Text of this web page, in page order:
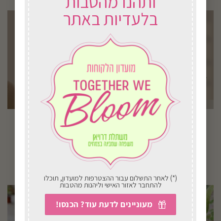
בלעדיות באתר
(*) לאחר התשלום עבור ההצטרפות למועדון, תוכלו
להתחבר לאזור האישי וליהנות מהטבות
מעוניינים לדעת עוד? הכנסו!
סלסלה כפרית
300.00
בחירת אפשרויות
הקופסה הקלאסית
304.00
בחירת אפשרויות